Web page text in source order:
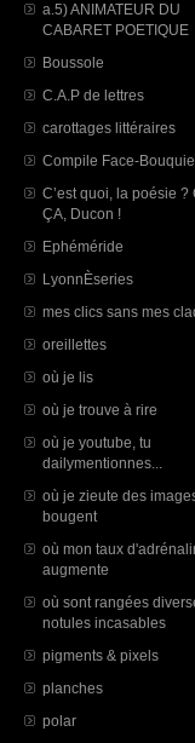
a.5) ANIMATEUR DU
CABARET POETIQUE
Boussole
C.A.P de lettres
carottages littéraires
Compile Face-
C’est quoi, la poésie ?
ÇA, Ducon !
Ephéméride
LyonnÈseries
mes clics sans mes
oreillettes
où je lis
où je trouve à rire
où je youtube, tu
dailymentionnes...
où je zieute des
bougent
où mon taux
augmente
où sont rangées
notules incasables
pigments & pixels
planches
polar